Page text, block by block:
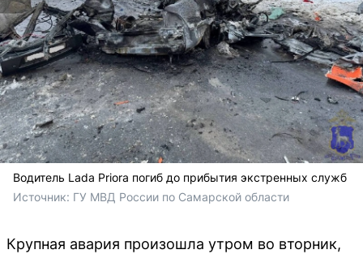
Водитель Lada Priora погиб до прибытия экстренных служб
Источник: ГУ МВД России по Самарской области
Крупная авария произошла утром во вторник,